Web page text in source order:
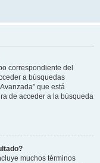
correspondiente del
a búsquedas
que está
de acceder a la búsqueda
muchos términos